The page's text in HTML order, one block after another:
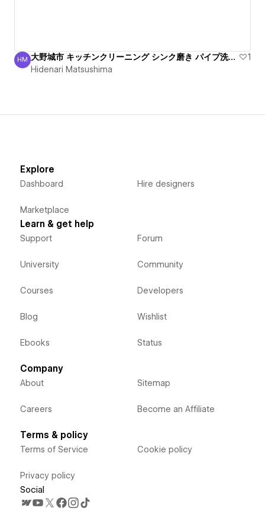
Hidenari Matsushima
HM 大野城市 キッチンクリーニング シンク磨き パイプ洗浄安心
1
Hidenari Matsushima
Explore
Dashboard
Marketplace
Hire designers
Learn & get help
Support
University
Courses
Blog
Ebooks
Forum
Community
Developers
Wishlist
Status
Company
About
Careers
Sitemap
Become an Affiliate
Terms & policy
Terms of Service
Privacy policy
Cookie policy
Social